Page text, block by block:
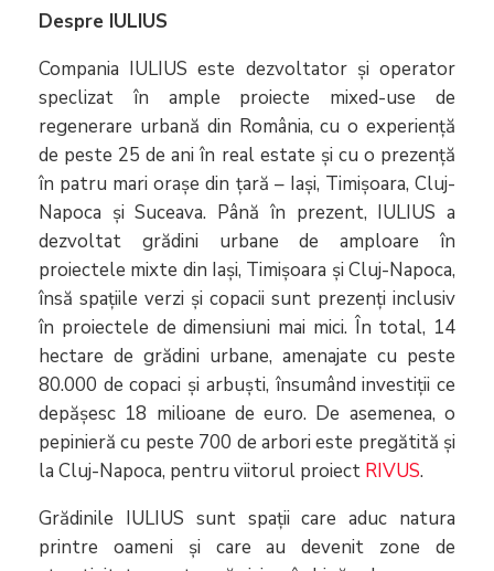
Despre IULIUS
Compania IULIUS este dezvoltator și operator
speclizat în ample proiecte mixed-use de
regenerare urbană din România, cu o experiență
de peste 25 de ani în real estate și cu o prezență
în patru mari orașe din țară – Iași, Timișoara, Cluj-
Napoca și Suceava. Până în prezent, IULIUS a
dezvoltat grădini urbane de amploare în
proiectele mixte din Iași, Timișoara și Cluj-Napoca,
însă spațiile verzi și copacii sunt prezenți inclusiv
în proiectele de dimensiuni mai mici. În total, 14
hectare de grădini urbane, amenajate cu peste
80.000 de copaci și arbuști, însumând investiții ce
depășesc 18 milioane de euro. De asemenea, o
pepinieră cu peste 700 de arbori este pregătită și
la Cluj-Napoca, pentru viitorul proiect RIVUS.
Grădinile IULIUS sunt spații care aduc natura
printre oameni și care au devenit zone de